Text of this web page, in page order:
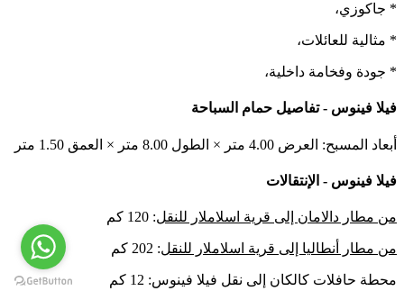
* جاكوزي،
* مثالية للعائلات،
* جودة وفخامة داخلية،
فيلا فينوس - تفاصيل حمام السباحة
أبعاد المسبح: العرض 4.00 متر × الطول 8.00 متر × العمق 1.50 متر
فيلا فينوس - الإنتقالات
من مطار دالامان إلى قرية اسلاملار للنقل: 120 كم
من مطار أنطاليا إلى قرية اسلاملار للنقل: 202 كم
محطة حافلات كالكان إلى نقل فيلا فينوس: 12 كم